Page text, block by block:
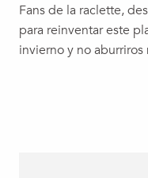
Fans de la raclette,
para reinventar este
invierno y no aburriros